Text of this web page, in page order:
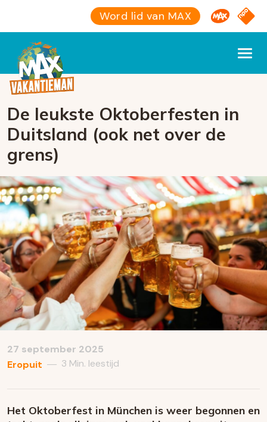
Word lid van MAX Omroep
NPO
De leukste Oktoberfesten in
Duitsland (ook net over de
grens)
27 september 2025
Eropuit — 3 Min. leestijd
Het Oktoberfest in München is weer begonnen en